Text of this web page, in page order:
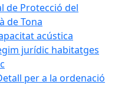
de Protecció del
de Tona
acústica
jurídic habitatges
per a la ordenació